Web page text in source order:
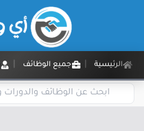
الرئيسية جميع الوظائف